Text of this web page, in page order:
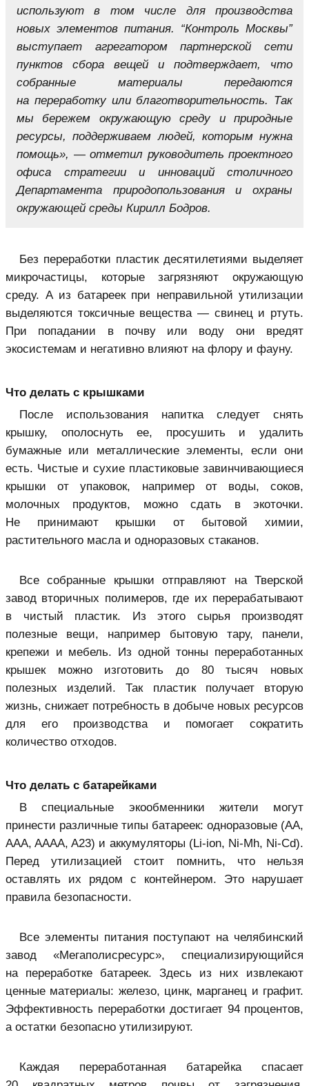
используют в том числе для производства
новых элементов питания. “Контроль Москвы”
выступает агрегатором партнерской сети
пунктов сбора вещей и подтверждает, что
собранные материалы передаются
на переработку или благотворительность. Так
мы бережем окружающую среду и природные
ресурсы, поддерживаем людей, которым нужна
помощь», — отметил руководитель проектного
офиса стратегии и инноваций столичного
Департамента природопользования и охраны
окружающей среды Кирилл Бодров.
Без переработки пластик десятилетиями выделяет
микрочастицы, которые загрязняют окружающую
среду. А из батареек при неправильной утилизации
выделяются токсичные вещества — свинец и ртуть.
При попадании в почву или воду они вредят
экосистемам и негативно влияют на флору и фауну.
Что делать с крышками
После использования напитка следует снять
крышку, ополоснуть ее, просушить и удалить
бумажные или металлические элементы, если они
есть. Чистые и сухие пластиковые завинчивающиеся
крышки от упаковок, например от воды, соков,
молочных продуктов, можно сдать в экоточки.
Не принимают крышки от бытовой химии,
растительного масла и одноразовых стаканов.
Все собранные крышки отправляют на Тверской
завод вторичных полимеров, где их перерабатывают
в чистый пластик. Из этого сырья производят
полезные вещи, например бытовую тару, панели,
крепежи и мебель. Из одной тонны переработанных
крышек можно изготовить до 80 тысяч новых
полезных изделий. Так пластик получает вторую
жизнь, снижает потребность в добыче новых ресурсов
для его производства и помогает сократить
количество отходов.
Что делать с батарейками
В специальные экообменники жители могут
принести различные типы батареек: одноразовые (AA,
AAA, AAAA, A23) и аккумуляторы (Li-ion, Ni-Mh, Ni-Cd).
Перед утилизацией стоит помнить, что нельзя
оставлять их рядом с контейнером. Это нарушает
правила безопасности.
Все элементы питания поступают на челябинский
завод «Мегаполисресурс», специализирующийся
на переработке батареек. Здесь из них извлекают
ценные материалы: железо, цинк, марганец и графит.
Эффективность переработки достигает 94 процентов,
а остатки безопасно утилизируют.
Каждая переработанная батарейка спасает